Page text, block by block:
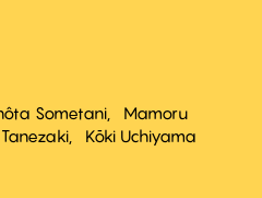
Sometani
Mamoru
Kōki Uchiyama